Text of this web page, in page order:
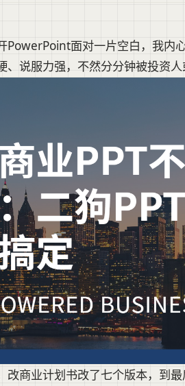
PowerPoint面对一片空白，我内
、说服力强，不然分分钟被投资人
改商业计划书改了七个版本，到